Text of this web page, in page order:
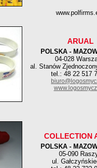
ARUAL
POLSKA -
04-028
al. Stanów
tel.: 48 22 517
COLLECTION
POLSKA -
05-090
ul.